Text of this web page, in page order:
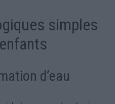
simples
d’eau